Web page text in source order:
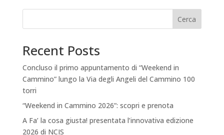
Cerca
Recent Posts
Concluso il primo appuntamento di “Weekend in
Cammino” lungo la Via degli Angeli del Cammino 100
torri
“Weekend in Cammino 2026”: scopri e prenota
A Fa’ la cosa giusta! presentata l’innovativa edizione
2026 di NCIS